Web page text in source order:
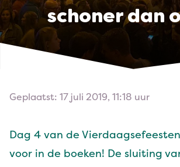
schoner dan
Geplaatst: 17 juli 2019, 11:18 uur
Dag 4 van de
voor in de boeken! De sluit­ing